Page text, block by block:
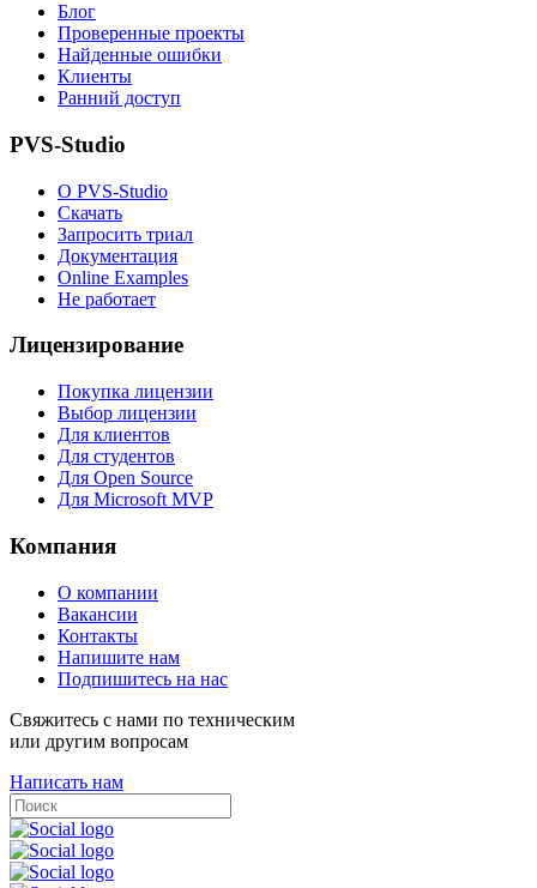
Блог
Проверенные проекты
Найденные ошибки
Клиенты
Ранний доступ
PVS-Studio
О PVS-Studio
Скачать
Запросить триал
Документация
Online Examples
Не работает
Лицензирование
Покупка лицензии
Выбор лицензии
Для клиентов
Для студентов
Для Open Source
Для Microsoft MVP
Компания
О компании
Вакансии
Контакты
Напишите нам
Подпишитесь на нас
Свяжитесь с нами по техническим
или другим вопросам
Написать нам